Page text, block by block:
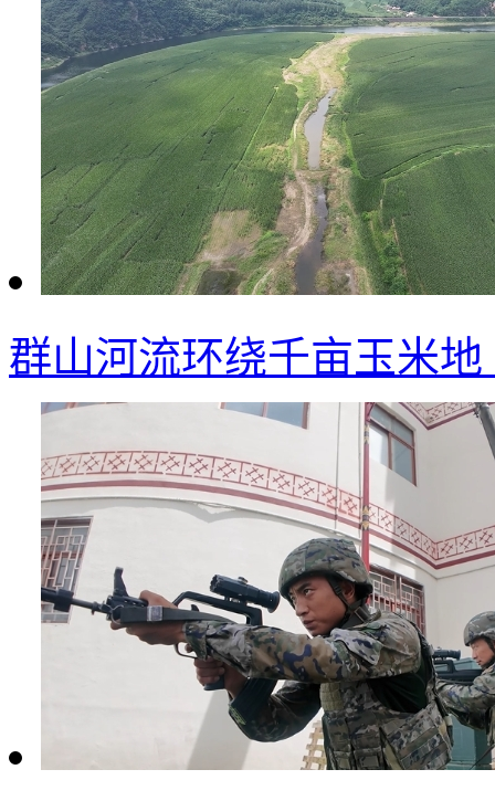
群山河流环绕千亩玉米地